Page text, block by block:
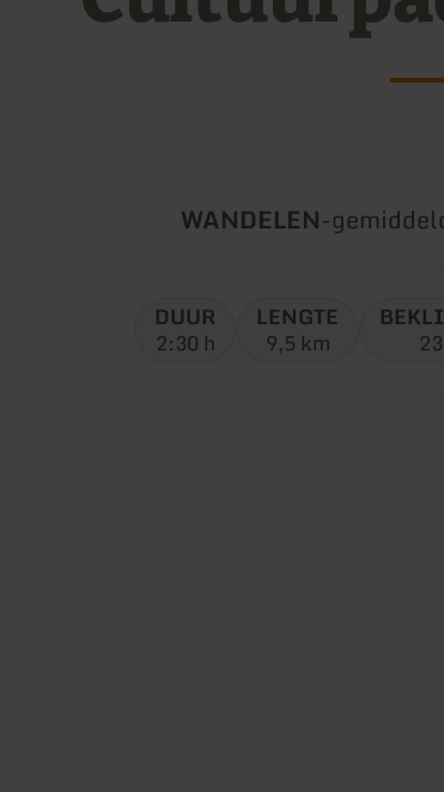
Soort
WANDELEN-
DUUR
2:30 h
LENGTE
9,5 km